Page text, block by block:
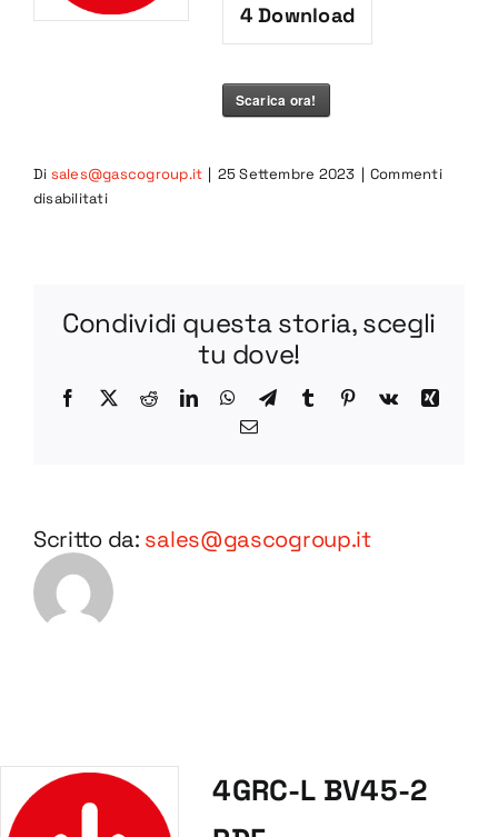
4Download
Scarica ora!
Di sales@gascogroup.it | 25 Settembre 2023 | Commenti
disabilitatisu
PDF
Condividi questa storia, scegli
tu dove!
Facebook
X RedditLinkedInWhatsApp
TelegramTumblr Pinterest
Vk
Xing
Email
Scritto da: sales@gascogroup.it
4GRC-L BV45-2